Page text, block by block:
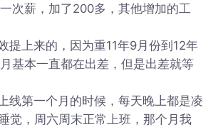
次薪，加了200多，其他增加的工
提上来的，因为重11年9月份到12年
基本一直都在出差，但是出差就等
线第一个月的时候，每天晚上都是凌
觉，周六周末正常上班，那个月我